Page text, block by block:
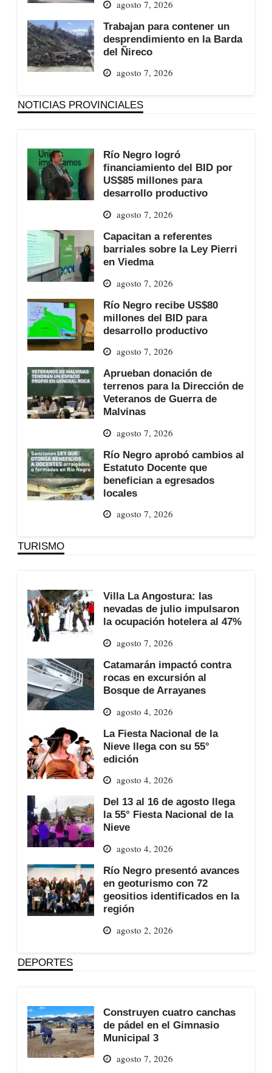
agosto 7, 2026
Trabajan para contener un
desprendimiento en la Barda
del Ñireco
agosto 7, 2026
NOTICIAS PROVINCIALES
Río Negro logró
financiamiento del BID por
US$85 millones para
desarrollo productivo
agosto 7, 2026
Capacitan a referentes
barriales sobre la Ley Pierri
en Viedma
agosto 7, 2026
Río Negro recibe US$80
millones del BID para
desarrollo productivo
agosto 7, 2026
Aprueban donación de
terrenos para la Dirección de
Veteranos de Guerra de
Malvinas
agosto 7, 2026
Río Negro aprobó cambios al
Estatuto Docente que
benefician a egresados
locales
agosto 7, 2026
TURISMO
Villa La Angostura: las
nevadas de julio impulsaron
la ocupación hotelera al 47%
agosto 7, 2026
Catamarán impactó contra
rocas en excursión al
Bosque de Arrayanes
agosto 4, 2026
La Fiesta Nacional de la
Nieve llega con su 55°
edición
agosto 4, 2026
Del 13 al 16 de agosto llega
la 55° Fiesta Nacional de la
Nieve
agosto 4, 2026
Río Negro presentó avances
en geoturismo con 72
geositios identificados en la
región
agosto 2, 2026
DEPORTES
Construyen cuatro canchas
de pádel en el Gimnasio
Municipal 3
agosto 7, 2026